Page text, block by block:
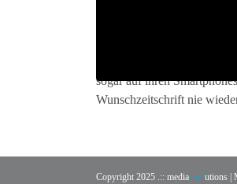
Zeitschriften und
sogar auf ihren
Wunschzeitschrift nie
Copyright 2025 .:: mediasoulutions |